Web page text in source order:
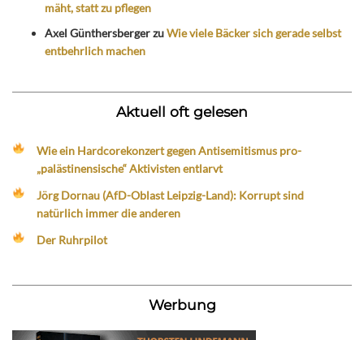
mäht, statt zu pflegen
Axel GünthersbergerzuWie viele Bäcker sich gerade selbst
entbehrlich machen
Aktuell oft gelesen
Wie ein Hardcorekonzert gegen Antisemitismus pro-
„palästinensische“ Aktivisten entlarvt
Jörg Dornau (AfD-Oblast Leipzig-Land): Korrupt sind
natürlich immer die anderen
Der Ruhrpilot
Werbung